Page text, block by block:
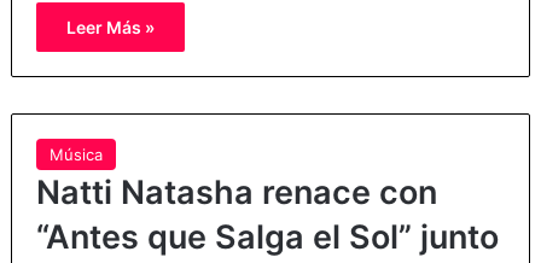
Leer Más »
Música
Natti Natasha renace con
“Antes que Salga el Sol” junto